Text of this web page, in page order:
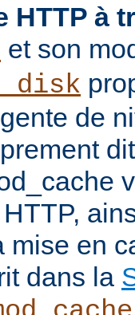
HTTP à
et son
de
mise en
dans la